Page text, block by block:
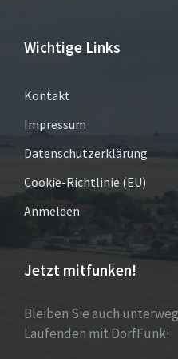
Wichtige Links
Kontakt
Impressum
Datenschutzerklärung
Cookie-Richtlinie (EU)
Anmelden
Jetzt mitfunken!
Bleiben Sie auch
Laufenden mit DorfFunk!